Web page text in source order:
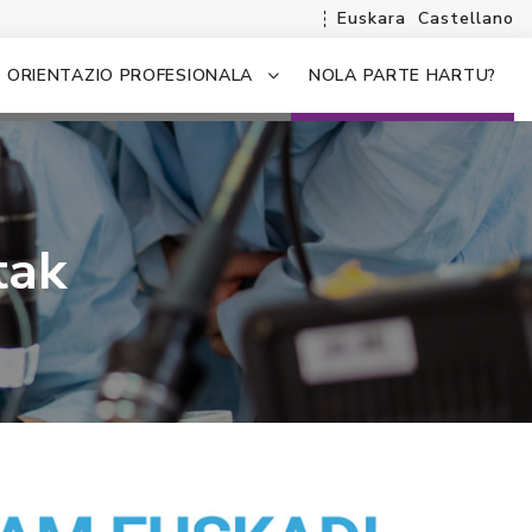
Euskara Castellano
ORIENTAZIO PROFESIONALA NOLA PARTE HARTU?